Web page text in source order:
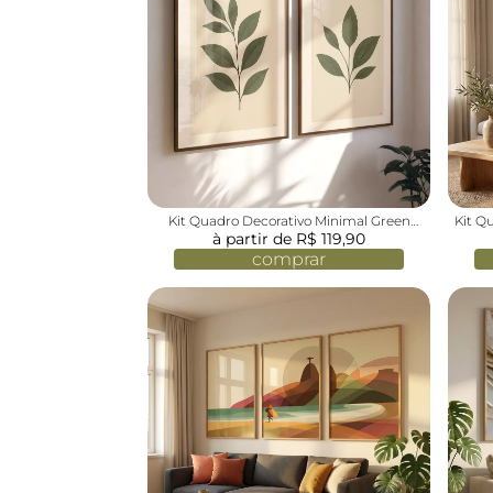
Kit Quadro Decorativo Minimal Green
Plants Ramo Pequeno e Grande
à partir de R$ 119,90
comprar
Kit